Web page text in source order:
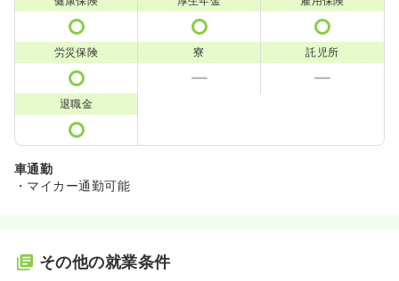
労災保険 寮 託児所
退職金
車通勤
・マイカー通勤可能
その他の就業条件